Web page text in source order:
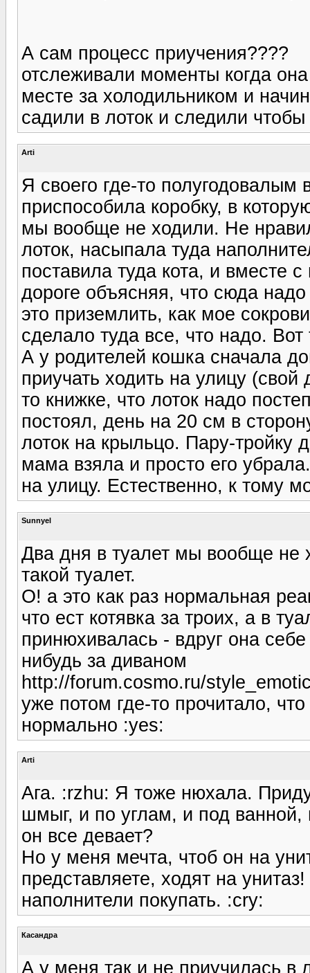
А сам процесс приучения????
отслеживали моменты когда
месте за холодильником и
садили в лоток и следили
Arti
Я своего где-то
приспособила коробку, в
мы вообще не ходили. Не
лоток, насыпала туда
поставила туда кота, и вместе
дороге объясняя, что сюда
это приземлить, как мое
сделало туда все, что надо.
А у родителей кошка сначала
приучать ходить на улицу
то книжке, что лоток надо
постоял, день на 20 см в
лоток на крыльцо. Пару-тройку
мама взяла и просто его
на улицу. Естественно, к тому
Sunnyel
Два дня в туалет мы вообще не
такой туалет.
О! а это как раз нормальная
что ест котявка за троих, а в
принюхивалась - вдруг она
нибудь за диваном
http://forum.cosmo.ru/
уже потом где-то прочитало,
нормально :yes:
Arti
Ага. :rzhu: Я тоже нюхала.
шмыг, и по углам, и под
он все девает?
Но у меня мечта, чтоб он на
представляете, ходят на
наполнители покупать. :cry:
Касандра
А у меня так и не приучилась в